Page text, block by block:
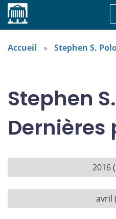
Accueil
Accueil Stephen S.
Stephen
2016
avril